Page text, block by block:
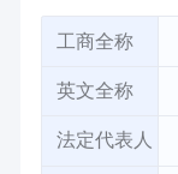
工商全称
英文全称
法定代表人